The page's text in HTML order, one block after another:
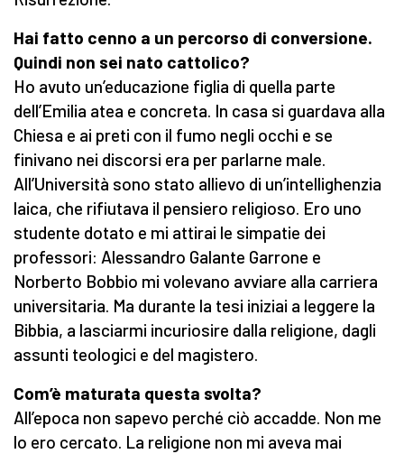
Hai fatto cenno a un percorso di conversione.
Quindi non sei nato cattolico?
Ho avuto un’educazione figlia di quella parte
dell’Emilia atea e concreta. In casa si guardava alla
Chiesa e ai preti con il fumo negli occhi e se
finivano nei discorsi era per parlarne male.
All’Università sono stato allievo di un’intellighenzia
laica, che rifiutava il pensiero religioso. Ero uno
studente dotato e mi attirai le simpatie dei
professori: Alessandro Galante Garrone e
Norberto Bobbio mi volevano avviare alla carriera
universitaria. Ma durante la tesi iniziai a leggere la
Bibbia, a lasciarmi incuriosire dalla religione, dagli
assunti teologici e del magistero.
Com’è maturata questa svolta?
All’epoca non sapevo perché ciò accadde. Non me
lo ero cercato. La religione non mi aveva mai